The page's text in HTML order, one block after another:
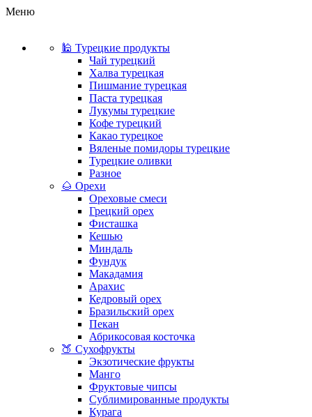
Меню
🕌 Турецкие продукты
Чай турецкий
Халва турецкая
Пишмание турецкая
Паста турецкая
Лукумы турецкие
Кофе турецкий
Какао турецкое
Вяленые помидоры турецкие
Турецкие оливки
Разное
🌰 Орехи
Ореховые смеси
Грецкий орех
Фисташка
Кешью
Миндаль
Фундук
Макадамия
Арахис
Кедровый орех
Бразильский орех
Пекан
Абрикосовая косточка
🍑 Сухофрукты
Экзотические фрукты
Манго
Фруктовые чипсы
Сублимированные продукты
Курага